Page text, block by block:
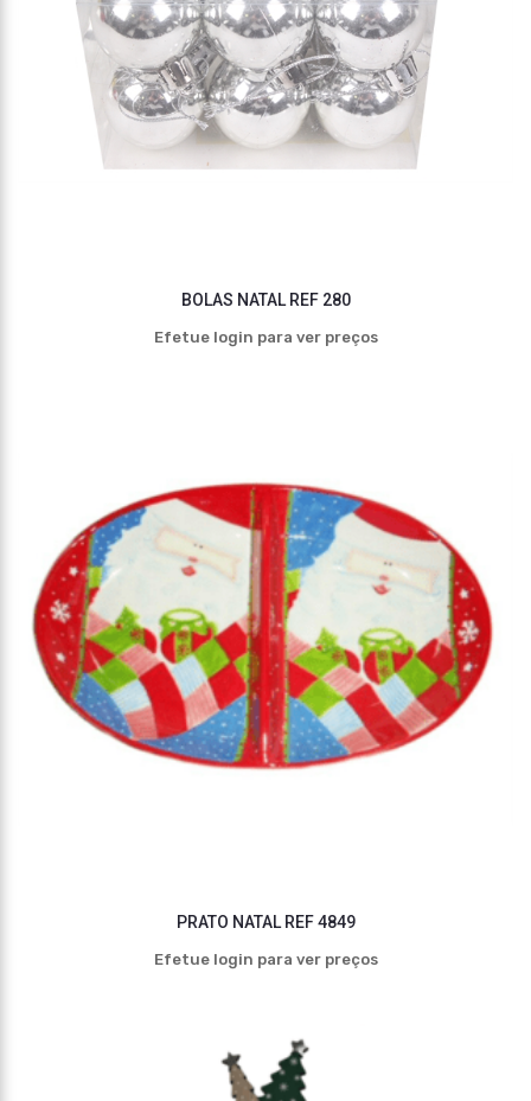
BOLAS NATAL REF 280
Efetue login para ver preços
PRATO NATAL REF 4849
Efetue login para ver preços